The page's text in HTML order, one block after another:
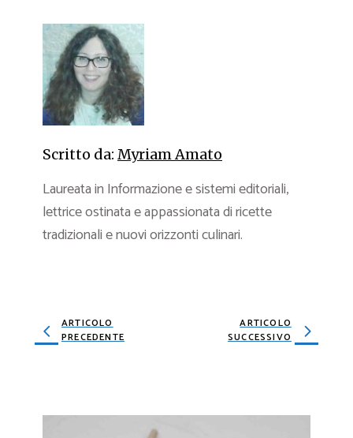
Scritto da: Myriam Amato
Laureata in Informazione e sistemi editoriali,
lettrice ostinata e appassionata di ricette
tradizionali e nuovi orizzonti culinari.
ARTICOLO
PRECEDENTE
ARTICOLO
SUCCESSIVO